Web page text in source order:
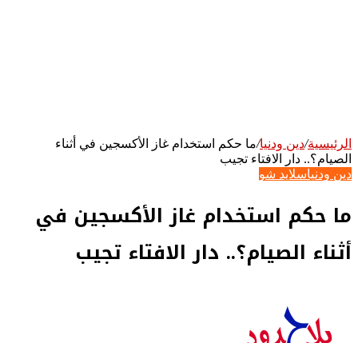
الرئيسية/دين ودنيا/ما حكم استخدام غاز الأكسجين في أثناء
الصيام؟.. دار الافتاء تجيب
دين ودنياسلايد شو
ما حكم استخدام غاز الأكسجين في
أثناء الصيام؟.. دار الافتاء تجيب